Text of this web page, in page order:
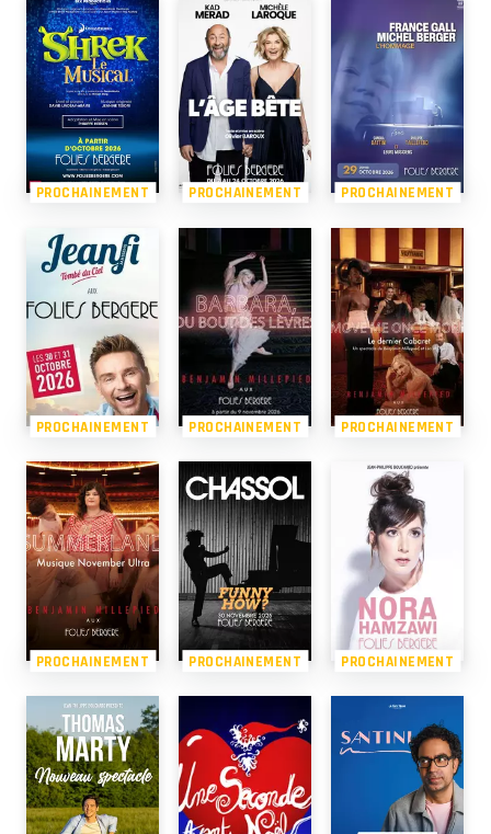
PROCHAINEMENT PROCHAINEMENT PROCHAINEMENT
PROCHAINEMENT PROCHAINEMENT PROCHAINEMENT
PROCHAINEMENT PROCHAINEMENT PROCHAINEMENT